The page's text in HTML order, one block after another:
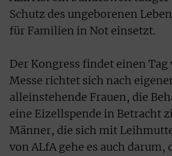
Schutz des ungeborenen
für Familien in Not einsetzt.
Der Kongress findet einen Tag
Messe richtet sich nach
alleinstehende Frauen, die
eine Eizellspende in Betracht
Männer, die sich mit
von ALfA gehe es auch